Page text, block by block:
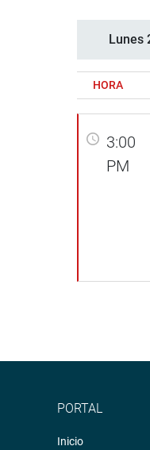
Lunes
HORA
3:00
PM
PORTAL
Inicio